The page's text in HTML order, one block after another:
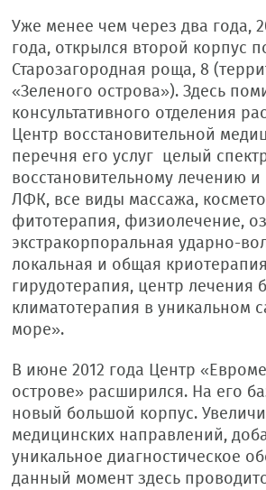
Уже менее чем через два года,
года, открылся второй корпус
Старозагородная роща, 8
«Зеленого острова»). Здесь
консультативного отделения
Центр восстановительной
перечня его услуг целый
восстановительному лечению
ЛФК, все виды массажа,
фитотерапия, физиолечение,
экстракорпоральная ударно-
локальная и общая
гирудотерапия, центр лечения
климатотерапия в уникальном
море».
В июне 2012 года Центр
острове» расширился. На его
новый большой корпус.
медицинских направлений,
уникальное диагностическое
данный момент здесь